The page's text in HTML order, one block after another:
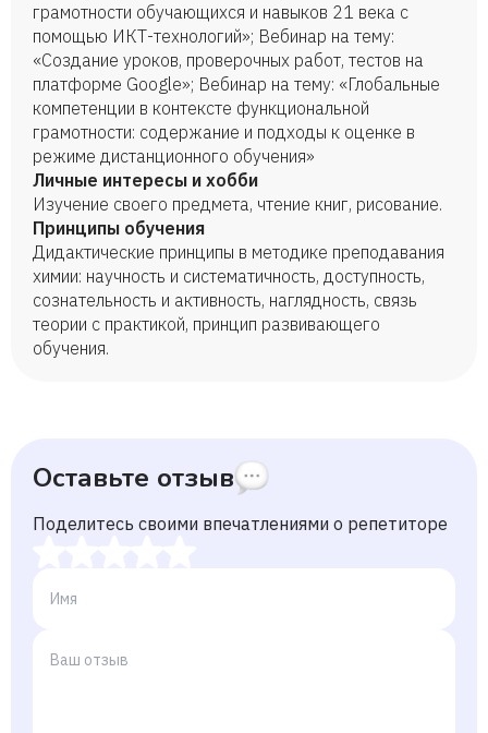
грамотности обучающихся и навыков 21 века с
помощью ИКТ-технологий»; Вебинар на тему:
«Создание уроков, проверочных работ, тестов на
платформе Google»; Вебинар на тему: «Глобальные
компетенции в контексте функциональной
грамотности: содержание и подходы к оценке в
режиме дистанционного обучения»
Личные интересы и хобби
Изучение своего предмета, чтение книг, рисование.
Принципы обучения
Дидактические принципы в методике преподавания
химии: научность и систематичность, доступность,
сознательность и активность, наглядность, связь
теории с практикой, принцип развивающего
обучения.
Оставьте отзыв
Поделитесь своими впечатлениями о репетиторе